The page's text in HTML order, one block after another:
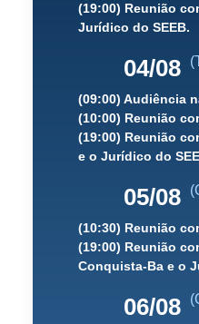
(19:00) Reunião
Jurídico do SEEB.
04/08
(09:00) Audiência
(10:00) Reunião
(19:00) Reunião
e o Jurídico do
05/08
(10:30) Reunião
(19:00) Reunião
Conquista-Ba e o
06/08